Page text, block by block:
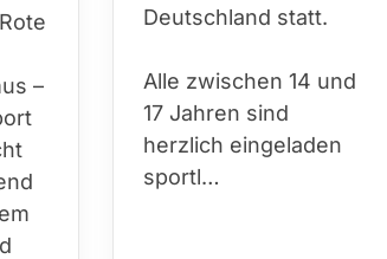
–
Deutschland statt.
Alle zwischen 14 und
17 Jahren sind
herzlich eingeladen
sportl…